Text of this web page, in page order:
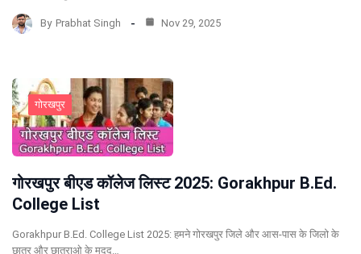
By Prabhat Singh Nov 29, 2025
गोरखपुर
गोरखपुर बीएड कॉलेज लिस्ट 2025: Gorakhpur B.Ed.
College List
Gorakhpur B.Ed. College List 2025: हमने गोरखपुर जिले और आस-पास के जिलो के
छात्र और छात्राओ के मदद…